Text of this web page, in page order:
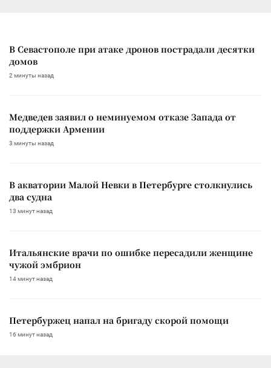
В Севастополе при атаке дронов пострадали десятки
домов
2 минуты назад
Медведев заявил о неминуемом отказе Запада от
поддержки Армении
3 минуты назад
В акватории Малой Невки в Петербурге столкнулись
два судна
13 минут назад
Итальянские врачи по ошибке пересадили женщине
чужой эмбрион
14 минут назад
Петербуржец напал на бригаду скорой помощи
16 минут назад